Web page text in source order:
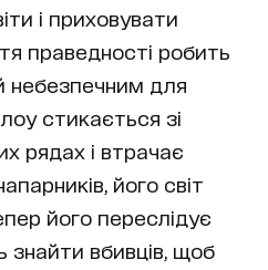
і приховувати
праведності робить
небезпечним для
стикається зі
рядах і втрачає
його світ
його переслідує
знайти вбивців, щоб